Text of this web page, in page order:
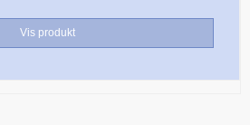
Vis produkt